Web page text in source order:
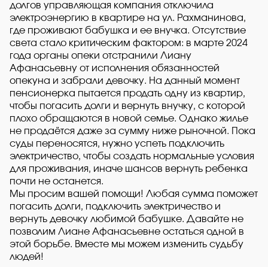
долгов управляющая компания отключила
электроэнергию в квартире на ул. Рахманинова,
где проживают бабушка и ее внучка. Отсутствие
света стало критическим фактором: в марте 2024
года органы опеки отстранили Лиану
Афанасьевну от исполнения обязанностей
опекуна и забрали девочку. На данный момент
пенсионерка пытается продать одну из квартир,
чтобы погасить долги и вернуть внучку, с которой
плохо обращаются в новой семье. Однако жилье
не продаётся даже за сумму ниже рыночной. Пока
суды переносятся, нужно успеть подключить
электричество, чтобы создать нормальные условия
для проживания, иначе шансов вернуть ребенка
почти не останется.
Мы просим вашей помощи! Любая сумма поможет
погасить долги, подключить электричество и
вернуть девочку любимой бабушке. Давайте не
позволим Лиане Афанасьевне остаться одной в
этой борьбе. Вместе мы можем изменить судьбу
людей!